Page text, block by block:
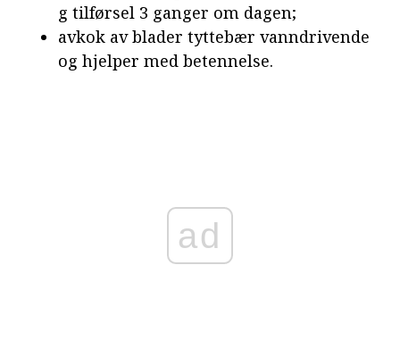
g tilførsel 3 ganger om dagen;
avkok av blader tyttebær vanndrivende
og hjelper med betennelse.
ad